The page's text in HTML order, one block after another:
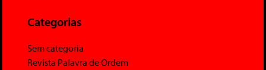
Categorias
Sem categoria
Revista Palavra de Ordem